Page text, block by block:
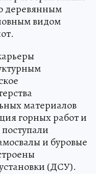
деревянным
видом
материалов
горных работ и
и буровые
(ДСУ).